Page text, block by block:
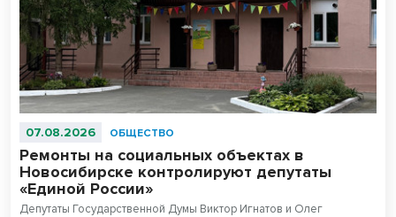
07.08.2026 ОБЩЕСТВО
Ремонты на социальных объектах в
Новосибирске контролируют депутаты
«Единой России»
Депутаты Государственной Думы Виктор Игнатов и Олег